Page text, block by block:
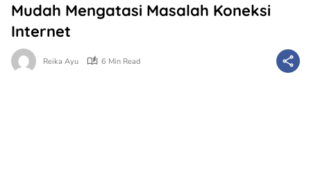
Mudah Mengatasi Masalah Koneksi
Internet
Reika Ayu 6 Min Read